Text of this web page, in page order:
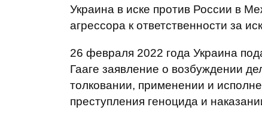
Украина в иске против России в
агрессора к ответственности за
26 февраля 2022 года Украина
Гааге заявление о возбуждении
толковании, применении и
преступления геноцида и